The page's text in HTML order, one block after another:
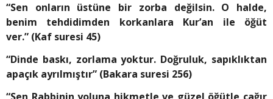
“Sen onların üstüne bir zorba değilsin. O halde,
benim tehdidimden korkanlara Kur’an ile öğüt
ver.” (Kaf suresi 45)
“Dinde baskı, zorlama yoktur. Doğruluk, sapıklıktan
apaçık ayrılmıştır” (Bakara suresi 256)